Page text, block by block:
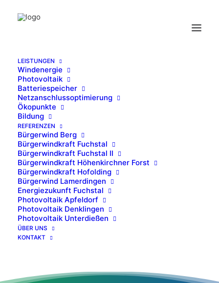
LEISTUNGEN
Windenergie
Photovoltaik
Batteriespeicher
Netzanschlussoptimierung
Ökopunkte
Bildung
REFERENZEN
Bürgerwind Berg
Bürgerwindkraft Fuchstal
Bürgerwindkraft Fuchstal II
Bürgerwindkraft Höhenkirchner Forst
Bürgerwindkraft Hofolding
Bürgerwind Lamerdingen
Energiezukunft Fuchstal
Photovoltaik Apfeldorf
Photovoltaik Denklingen
Photovoltaik Unterdießen
ÜBER UNS
KONTAKT
Windrad über Nebel
Home Bürgerwind Lamerdingen
Windrad über Nebel
10. JANUAR 2016 | BY IB-SING
© Ingenieurbüro Sing